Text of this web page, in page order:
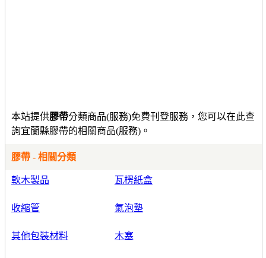
本站提供膠帶分類商品(服務)免費刊登服務，您可以在此查
詢宜蘭縣膠帶的相關商品(服務)。
膠帶 - 相關分類
軟木製品 瓦楞紙盒
收縮管 氣泡墊
其他包裝材料 木塞